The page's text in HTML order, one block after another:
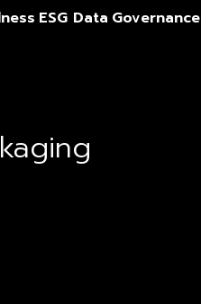
ESG Data Governance